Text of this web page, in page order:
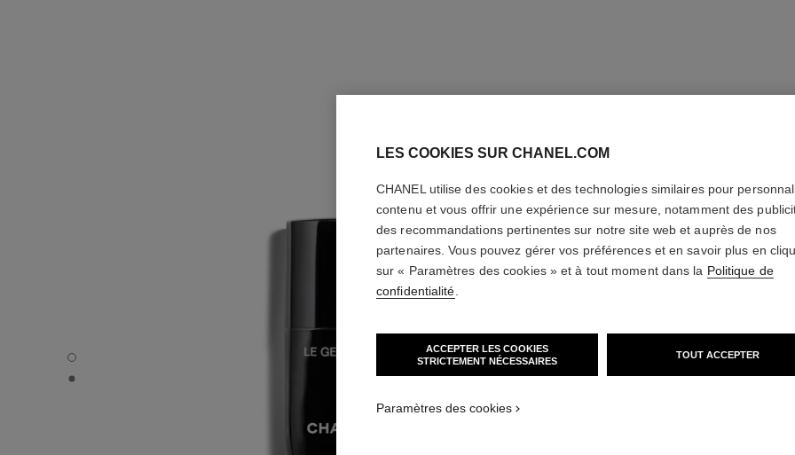
LE GEL COAT - Vue par défaut
LE GEL COAT - Vue alternative 1
LE GEL
Brillance Laquée
40 CHF
LES COOKIES SUR CHANEL.COM
CHANEL utilise des cookies et des technologies similaires pour
contenu et vous offrir une expérience sur mesure, notamment des
des recommandations pertinentes sur notre site web et auprès de nos
partenaires. Vous pouvez gérer vos préférences et en savoir plus en
sur « Paramètres des cookies » et à tout moment dans la Politique de
confidentialité
ACCEPTER LES COOKIES
STRICTEMENT NÉCESSAIRES
TOUT ACCEPTER
Paramètres des cookies